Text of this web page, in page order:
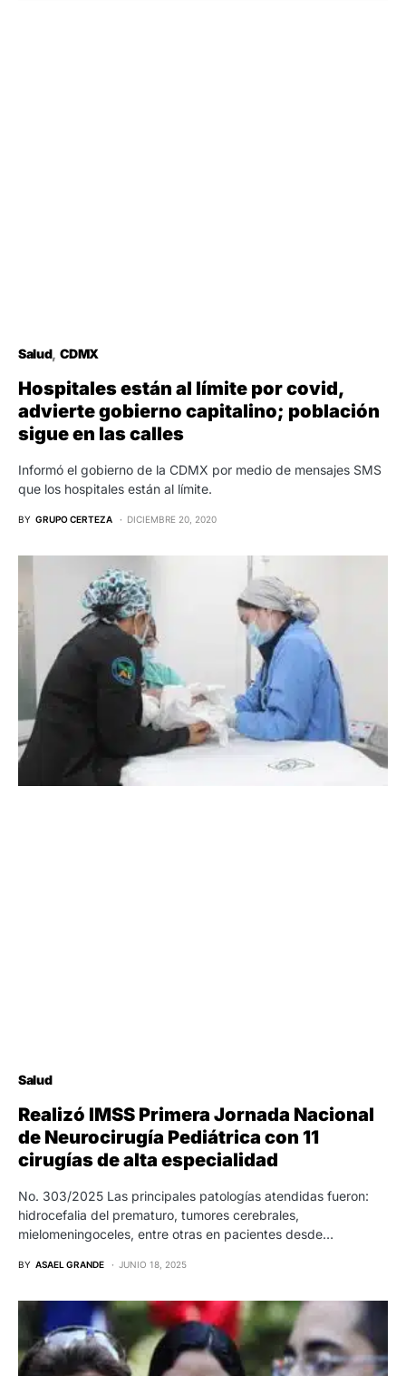
Salud CDMX
Hospitales están al límite por covid,
advierte gobierno capitalino; población
sigue en las calles
Informó el gobierno de la CDMX por medio de mensajes SMS
que los hospitales están al límite.
BY GRUPO CERTEZA DICIEMBRE 20, 2020
Salud
Realizó IMSS Primera Jornada Nacional
de Neurocirugía Pediátrica con 11
cirugías de alta especialidad
No. 303/2025 Las principales patologías atendidas fueron:
hidrocefalia del prematuro, tumores cerebrales,
mielomeningoceles, entre otras en pacientes desde…
BY ASAEL GRANDE JUNIO 18, 2025